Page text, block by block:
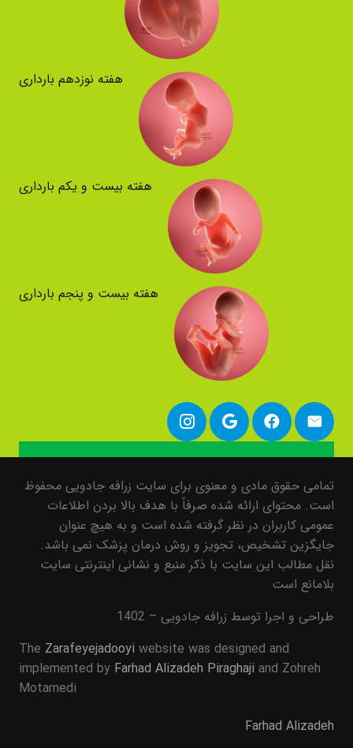
هفته نوزدهم بارداری
هفته بیست و یکم بارداری
هفته بیست و پنجم بارداری
تمامی حقوق مادی و معنوی برای سایت زرافه جادویی محفوظ
است. محتوای ارائه شده صرفاً با هدف بالا بردن اطلاعات
عمومی کاربران در نظر گرفته شده است و به هیچ عنوان
جایگزین تشخیص، تجویز و روش درمان پزشک نمی باشد.
نقل مطالب این سایت با ذکر منبع و نشانی اینترنتی سایت
بلامانع است
طراحی و اجرا توسط زرافه جادویی – 1402
The Zarafeyejadooyi website was designed and
implemented by Farhad Alizadeh Piraghaji and Zohreh
Motamedi
Farhad Alizadeh